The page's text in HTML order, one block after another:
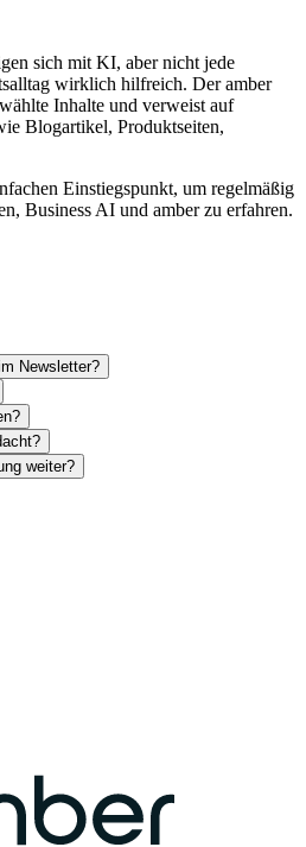
sich mit KI, aber nicht jede
wirklich hilfreich. Der amber
Inhalte und verweist auf
Blogartikel, Produktseiten,
Einstiegspunkt, um regelmäßig
Business AI und amber zu erfahren.
Newsletter?
weiter?